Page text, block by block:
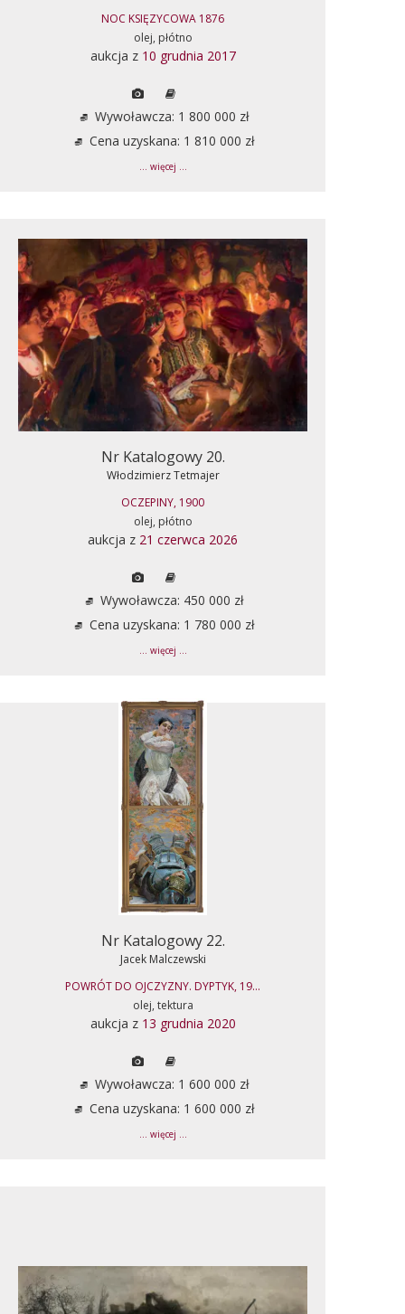
NOC KSIĘZYCOWA 1876
olej, płótno
aukcja z 10 grudnia 2017
Wywoławcza: 1 800 000 zł
Cena uzyskana: 1 810 000 zł
... więcej ...
Nr Katalogowy 20.
Włodzimierz Tetmajer
OCZEPINY, 1900
olej, płótno
aukcja z 21 czerwca 2026
Wywoławcza: 450 000 zł
Cena uzyskana: 1 780 000 zł
... więcej ...
Nr Katalogowy 22.
Jacek Malczewski
POWRÓT DO OJCZYZNY. DYPTYK, 19...
olej, tektura
aukcja z 13 grudnia 2020
Wywoławcza: 1 600 000 zł
Cena uzyskana: 1 600 000 zł
... więcej ...